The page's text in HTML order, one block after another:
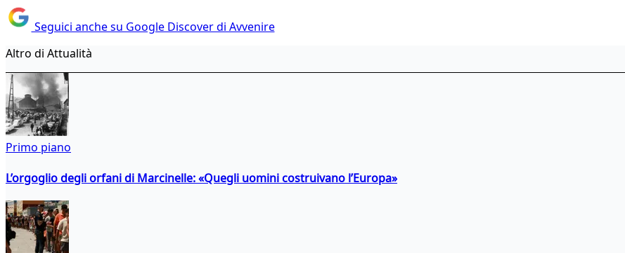
Seguici anche su Google Discover di Avvenire
Altro di Attualità
Primo piano
L’orgoglio degli orfani di Marcinelle: «Quegli uomini costruivano l’Europa»